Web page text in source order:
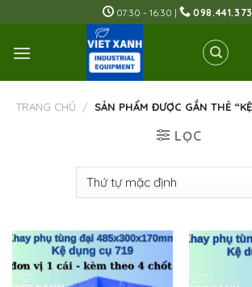
to
content
07:30 - 16:30 |
TRANG CHỦ / SẢN PHẨM ĐƯỢC GẮN THẺ
LỌC